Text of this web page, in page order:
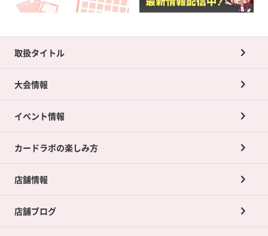
取扱タイトル
大会情報
イベント情報
カードラボの楽しみ方
店舗情報
店舗ブログ